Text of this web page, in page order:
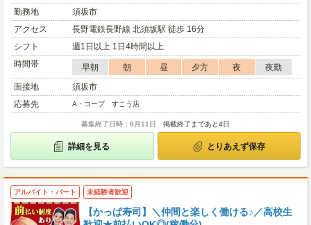
勤務地
須坂市
アクセス
長野電鉄長野線 北須坂駅 徒歩 16分
シフト
週1日以上 1日4時間以上
時間帯
早朝 朝 昼 夕方 夜
夜勤
面接地
須坂市
応募先
A・コープ すこう店
募集終了日時：8月11日 掲載終了まであと4日
詳細を見る とりあえず保存
アルバイト・パート 未経験者歓迎
【かっぱ寿司】＼仲間と楽しく働ける♪／高校生